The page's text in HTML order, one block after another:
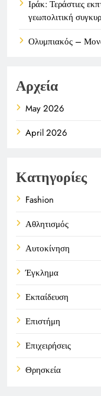
Ιράκ: Τεράστιες
γεωπολιτική
Ολυμπιακός –
Αρχεία
May 2026
April 2026
Κατηγορίες
Fashion
Αθλητισμός
Αυτοκίνηση
Έγκλημα
Εκπαίδευση
Επιστήμη
Επιχειρήσεις
Θρησκεία